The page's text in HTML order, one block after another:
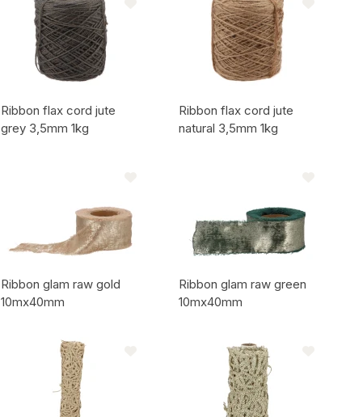
Ribbon flax cord jute
grey 3,5mm 1kg
Ribbon flax cord jute
natural 3,5mm 1kg
Ribbon glam raw gold
10mx40mm
Code de l'article:
Ribbon glam raw green
10mx40mm